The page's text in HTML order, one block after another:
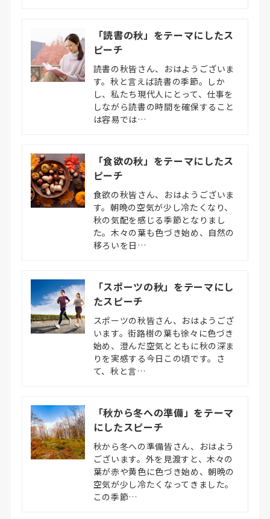
「読書の秋」をテーマにしたス
ピーチ
読書の秋皆さん、おはようございま
す。秋と言えば読書の季節。しか
し、私たち現代人にとって、仕事を
しながら読書の時間を確保すること
は容易では…
「食欲の秋」をテーマにしたス
ピーチ
食欲の秋皆さん、おはようございま
す。朝晩の空気が少し冷たくなり、
秋の気配を感じる季節となりまし
た。木々の葉も色づき始め、自然の
移ろいを日…
「スポーツの秋」をテーマにし
たスピーチ
スポーツの秋皆さん、おはようござ
います。街路樹の葉も徐々に色づき
始め、澄んだ空気とともに秋の深ま
りを実感する今日この頃です。さ
て、秋と言…
「秋から冬への準備」をテーマ
にしたスピーチ
秋から冬への準備皆さん、おはよう
ございます。外を見渡すと、木々の
葉が赤や黄色に色づき始め、朝晩の
空気が少し冷たくなってきました。
この季節…